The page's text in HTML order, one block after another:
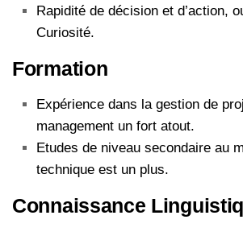
Rapidité de décision et d’action,
Curiosité.
Formation
Expérience dans la gestion de
management un fort atout.
Etudes de niveau secondaire au
technique est un plus.
Connaissance